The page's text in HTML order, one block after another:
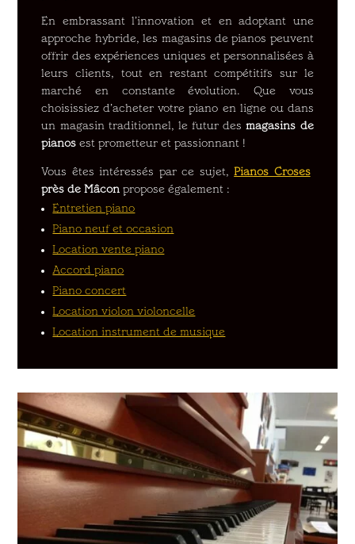
En embrassant l’innovation et en adoptant une
approche hybride, les magasins de pianos peuvent
offrir des expériences uniques et personnalisées à
leurs clients, tout en restant compétitifs sur le
marché en constante évolution. Que vous
choisissiez d’acheter votre piano en ligne ou dans
un magasin traditionnel, le futur des magasins de
pianos est prometteur et passionnant !
Vous êtes intéressés par ce sujet, Pianos Croses
près de Mâconpropose également :
Entretien piano
Piano neuf et occasion
Location vente piano
Accord piano
Piano concert
Location violon violoncelle
Location instrument de musique